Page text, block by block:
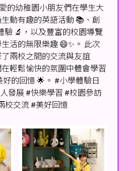
的幼稚園小朋友們在學生大
動有趣的英語活動 📚、創
驗 🔬，以及豐富的校園導覽
活的無限樂趣 😄✨。 此次
兩校之間的交流與友誼
輕鬆愉快的氛圍中體會學習
的回憶 🌟。 #小學體驗日
發展 #快樂學習 #校園參訪
校交流 #美好回憶